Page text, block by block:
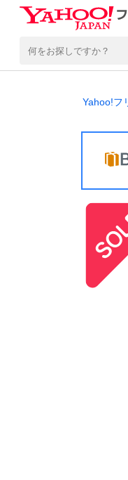
Yahoo!フ